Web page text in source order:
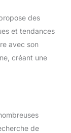
des
et tendances
avec son
créant une
de